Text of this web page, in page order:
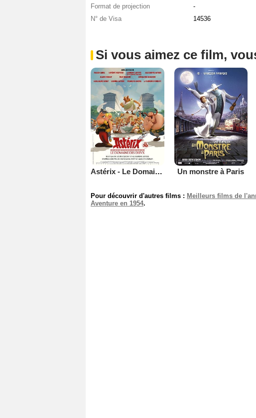
Format de projection
-
N° de Visa
14536
Si vous aimez ce film,
Astérix - Le Domaine des Dieux Un monstre à Paris
Pour découvrir d'autres films : Meilleurs films de
Aventure en 1954.